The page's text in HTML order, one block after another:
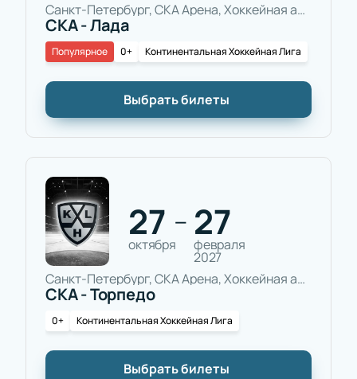
Санкт-Петербург, СКА Арена, Хоккейная арена
СКА - Лада
0+ Континентальная Хоккейная Лига
Популярное
Выбрать билеты
27
октября
— 27
февраля
2027
Санкт-Петербург, СКА Арена, Хоккейная арена
СКА - Торпедо
0+ Континентальная Хоккейная Лига
Выбрать билеты